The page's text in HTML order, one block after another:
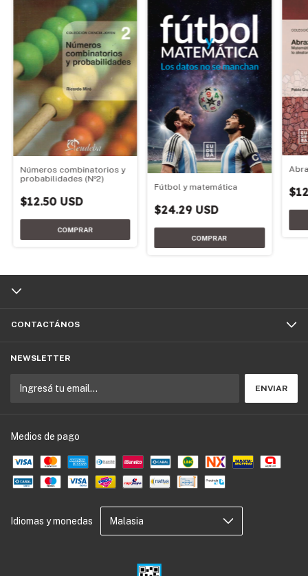
Números combinatorios y
probabilidades (Nº2)
$12.50 USD
Fútbol y matemática
$24.29 USD
CONTACTÁNOS
NEWSLETTER
Medios de pago
Idiomas y monedas